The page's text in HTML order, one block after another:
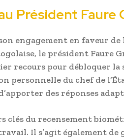
Président Faure
engagement en faveur
le président Faure
recours pour débloquer
personnelle du chef de
des réponses
clés du recensement
Il s’agit également